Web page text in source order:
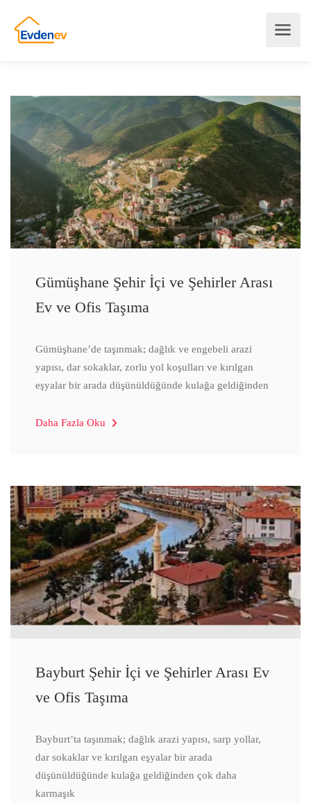
Gümüşhane Şehir İçi ve Şehirler Arası
Ev ve Ofis Taşıma
Gümüşhane’de taşınmak; dağlık ve engebeli arazi
yapısı, dar sokaklar, zorlu yol koşulları ve kırılgan
eşyalar bir arada düşünüldüğünde kulağa geldiğinden
Daha Fazla Oku
Bayburt Şehir İçi ve Şehirler Arası Ev
ve Ofis Taşıma
Bayburt’ta taşınmak; dağlık arazi yapısı, sarp yollar,
dar sokaklar ve kırılgan eşyalar bir arada
düşünüldüğünde kulağa geldiğinden çok daha
karmaşık